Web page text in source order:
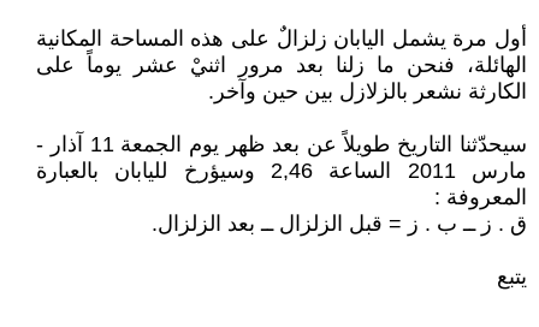
أول مرة يشمل اليابان زلزالٌ على هذه المساحة المكانية
الهائلة، فنحن ما زلنا بعد مرور اثنيْ عشر يوماً على
الكارثة نشعر بالزلازل بين حين وآخر.
سيحدّثنا التاريخ طويلاً عن بعد ظهر يوم الجمعة 11 آذار -
مارس 2011 الساعة 2,46 وسيؤرخ لليابان بالعبارة
المعروفة :
ق . ز ــ ب . ز = قبل الزلزال ــ بعد الزلزال.
يتبع